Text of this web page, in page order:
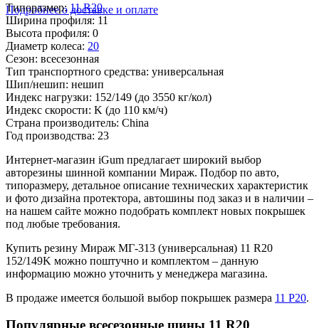
Подробнее о доставке и оплате
Типоразмер: 11 R20
Ширина профиля: 11
Высота профиля: 0
Диаметр колеса: 20
Сезон: всесезонная
Тип транспортного средства: универсальная
Шип/нешип: нешип
Индекс нагрузки: 152/149 (до 3550 кг/кол)
Индекс скорости: K (до 110 км/ч)
Страна производитель: China
Год производства: 23
Интернет-магазин iGum предлагает широкий выбор
авторезины шинной компании Мираж. Подбор по авто,
типоразмеру, детальное описание технических характеристик
и фото дизайна протектора, автошины под заказ и в наличии –
на нашем сайте можно подобрать комплект новых покрышек
под любые требования.
Купить резину Мираж МГ-313 (универсальная) 11 R20
152/149K можно поштучно и комплектом – данную
информацию можно уточнить у менеджера магазина.
В продаже имеется большой выбор покрышек размера 11 Р20.